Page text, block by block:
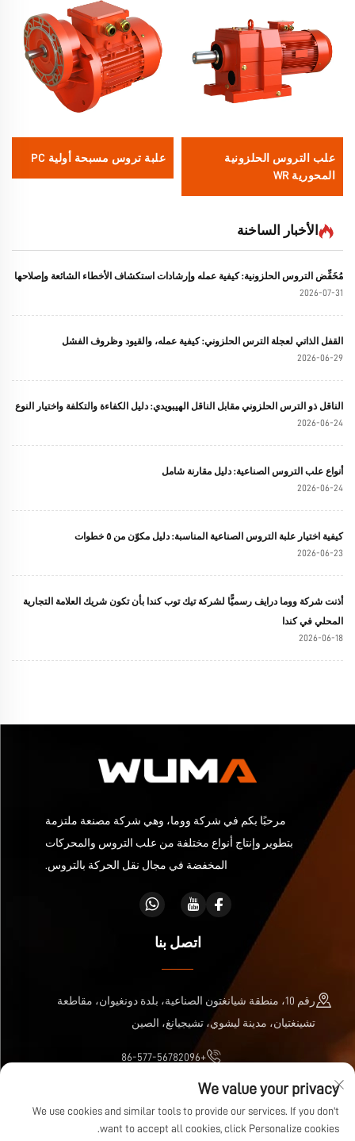
علب التروس الحلزونية
المحورية WR
علبة تروس مسبحة أولية PC
الأخبار الساخنة
مُخَفِّض التروس الحلزونية: كيفية عمله وإرشادات استكشاف الأخطاء الشائعة وإصلاحها
2026-07-31
القفل الذاتي لعجلة الترس الحلزوني: كيفية عمله، والقيود وظروف الفشل
2026-06-29
الناقل ذو الترس الحلزوني مقابل الناقل الهيبويدي: دليل الكفاءة والتكلفة واختيار النوع
2026-06-24
أنواع علب التروس الصناعية: دليل مقارنة شامل
2026-06-24
كيفية اختيار علبة التروس الصناعية المناسبة: دليل مكوّن من ٥ خطوات
2026-06-23
أذنت شركة ووما درايف رسميًّا لشركة تيك توب كندا بأن تكون شريك العلامة التجارية
المحلي في كندا
2026-06-18
مرحبًا بكم في شركة ووما، وهي شركة مصنعة ملتزمة
بتطوير وإنتاج أنواع مختلفة من علب التروس والمحركات
المخفضة في مجال نقل الحركة بالتروس.
اتصل بنا
رقم 10، منطقة شيانغتون الصناعية، بلدة دونغيوان، مقاطعة
تشينغتيان، مدينة ليشوي، تشيجيانغ، الصين
+86-577-56782096
[email protected]
We value your privacy
We use cookies and similar tools to provide our services. If you don't
want to accept all cookies, click Personalize cookies.